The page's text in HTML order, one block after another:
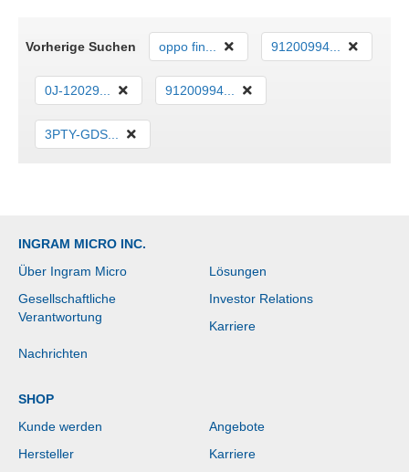
Vorherige Suchen oppo fin... 91200994...
0J-12029... 91200994...
3PTY-GDS...
INGRAM MICRO INC.
Über Ingram Micro
Lösungen
Gesellschaftliche
Verantwortung
Investor Relations
Karriere
Nachrichten
SHOP
Kunde werden
Angebote
Hersteller
Karriere